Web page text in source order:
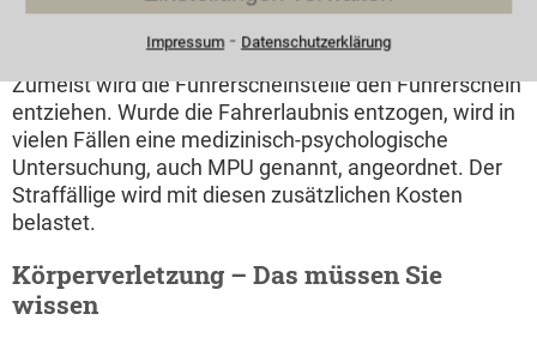
Zusätzlich wird ein Strafverfahren eingeleitet wegen
des Verstoßes gegen das Betäubungsmittelgesetz.
Zumeist wird die Führerscheinstelle den Führerschein
entziehen. Wurde die Fahrerlaubnis entzogen, wird in
vielen Fällen eine medizinisch-psychologische
Untersuchung, auch MPU genannt, angeordnet. Der
Straffällige wird mit diesen zusätzlichen Kosten
belastet.
Körperverletzung – Das müssen Sie
wissen
Impressum⁃ Datenschutzerklärung